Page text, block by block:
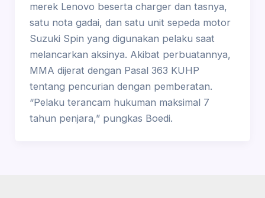
merek Lenovo beserta charger dan tasnya,
satu nota gadai, dan satu unit sepeda motor
Suzuki Spin yang digunakan pelaku saat
melancarkan aksinya. Akibat perbuatannya,
MMA dijerat dengan Pasal 363 KUHP
tentang pencurian dengan pemberatan.
“Pelaku terancam hukuman maksimal 7
tahun penjara,” pungkas Boedi.